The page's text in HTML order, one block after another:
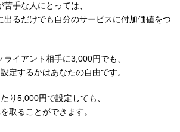
手な人にとっては、
出るだけでも自分のサービスに付加価値をつ
イアント相手に3,000円でも、
定するかはあなたの自由です。
り5,000円で設定しても、
取ることができます。